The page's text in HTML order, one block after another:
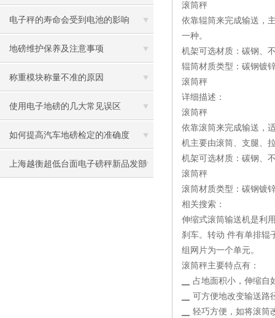
电子秤的寿命会受到电池的影响
地磅维护保养及注意事项
称重模块称量不准的原因
使用电子地磅的几大常见误区
如何提高汽车地磅检定的准确度
上海越衡超低台面电子磅秤新品发部
滚筒秤
依靠辊筒来完成输送，
一种。
机架可选材质：碳钢、
辊筒材质类型：碳钢镀
滚筒秤
详细描述：
滚筒秤
依靠滚筒来完成输送，
机主要由滚筒、支腿、
机架可选材质：碳钢、
滚筒秤
滚筒材质类型：碳钢镀
相关搜索：
伸缩式滚筒输送机是利
刹车。转动 件有单排辊
组网片为一个单元。
滚筒秤主要特点有：
▁ 占地面积小，伸缩自
▁ 可方便地改变输送路
▁ 轻巧方便，如将滚筒